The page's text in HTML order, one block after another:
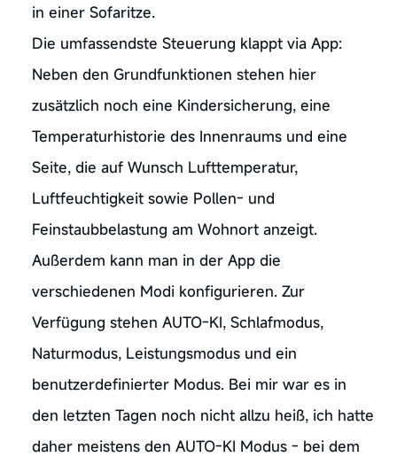
in einer Sofaritze.
Die umfassendste Steuerung klappt via App:
Neben den Grundfunktionen stehen hier
zusätzlich noch eine Kindersicherung, eine
Temperaturhistorie des Innenraums und eine
Seite, die auf Wunsch Lufttemperatur,
Luftfeuchtigkeit sowie Pollen- und
Feinstaubbelastung am Wohnort anzeigt.
Außerdem kann man in der App die
verschiedenen Modi konfigurieren. Zur
Verfügung stehen AUTO-KI, Schlafmodus,
Naturmodus, Leistungsmodus und ein
benutzerdefinierter Modus. Bei mir war es in
den letzten Tagen noch nicht allzu heiß, ich hatte
daher meistens den AUTO-KI Modus - bei dem